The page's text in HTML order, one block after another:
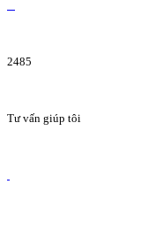
2485
Tư vấn giúp tôi